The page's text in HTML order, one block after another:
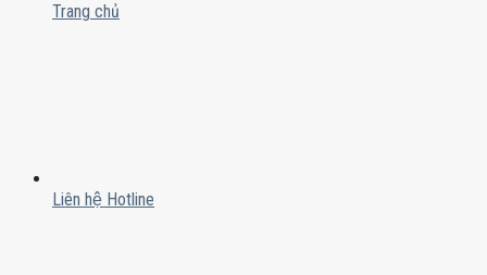
Trang chủ
Liên hệ Hotline